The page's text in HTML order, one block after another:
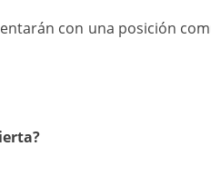
con una posición